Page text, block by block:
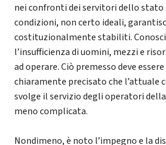
nei confronti dei servitori dello stato
condizioni, non certo ideali,
costituzionalmente stabiliti.
l’insufficienza di uomini, mezzi e
ad operare. Ciò premesso deve
chiaramente precisato che l’attuale
svolge il servizio degli operatori
meno complicata.
Nondimeno, è noto l’impegno e la